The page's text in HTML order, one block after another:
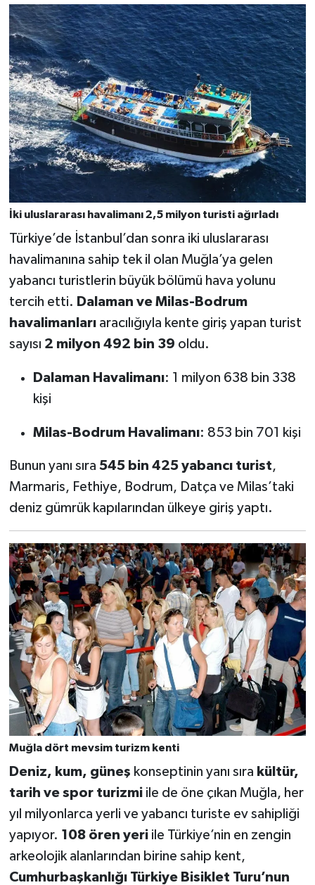
İki uluslararası havalimanı 2,5 milyon turisti ağırladı
Türkiye’de İstanbul’dan sonra iki uluslararası
havalimanına sahip tek il olan Muğla’ya gelen
yabancı turistlerin büyük bölümü hava yolunu
tercih etti. Dalaman ve Milas-Bodrum
havalimanlarıaracılığıyla kente giriş yapan turist
sayısı 2 milyon 492 bin 39 oldu.
Dalaman Havalimanı: 1 milyon 638 bin 338
kişi
Milas-Bodrum Havalimanı: 853 bin 701 kişi
Bunun yanı sıra 545 bin 425 yabancı turist,
Marmaris, Fethiye, Bodrum, Datça ve Milas’taki
deniz gümrük kapılarından ülkeye giriş yaptı.
Muğla dört mevsim turizm kenti
Deniz, kum, güneş konseptinin yanı sıra kültür,
tarih ve spor turizmiile de öne çıkan Muğla, her
yıl milyonlarca yerli ve yabancı turiste ev sahipliği
yapıyor. 108 ören yeriile Türkiye’nin en zengin
arkeolojik alanlarından birine sahip kent,
Cumhurbaşkanlığı Türkiye Bisiklet Turu’nun